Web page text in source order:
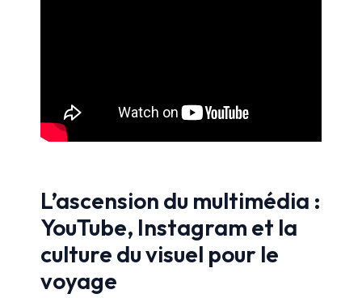
L’ascension du multimédia :
YouTube, Instagram et la
culture du visuel pour le
voyage